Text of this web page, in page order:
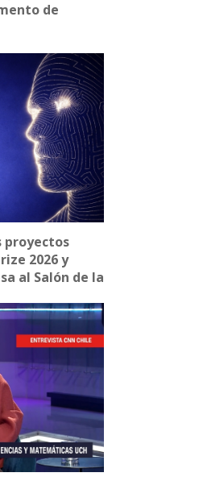
de
proyectos
2026 y
al Salón de la